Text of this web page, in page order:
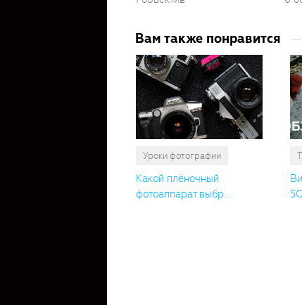
Вам также понравится
Уроки фотографии
Какой плёночный
фотоаппарат выбр...